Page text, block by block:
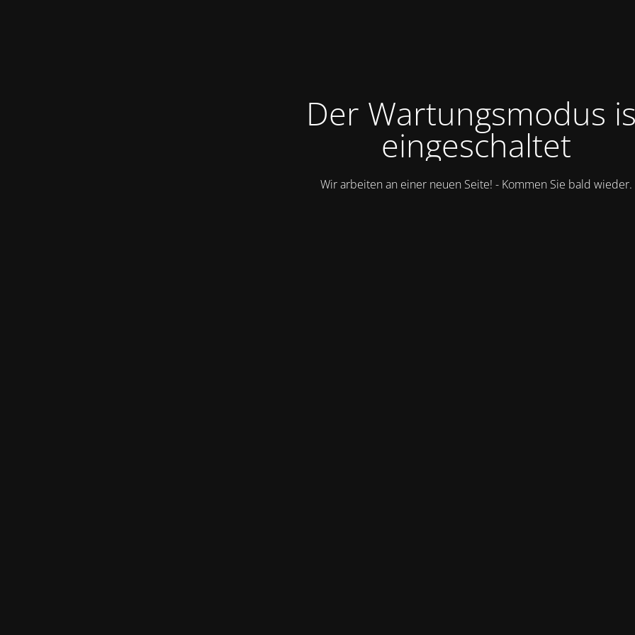
Der Wartungsmodus
eingeschaltet
Wir arbeiten an einer neuen Seite! - Kommen Sie bald wieder.